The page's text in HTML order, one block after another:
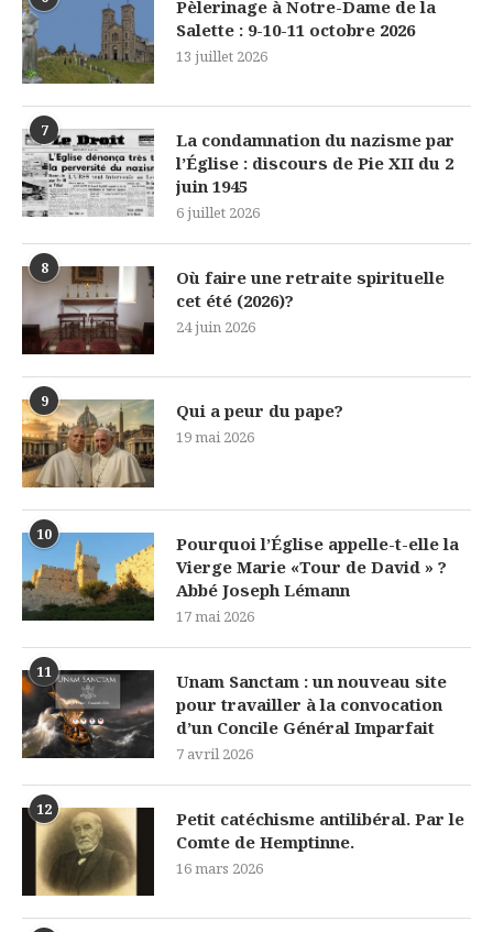
Pèlerinage à Notre-Dame de la
Salette : 9-10-11 octobre 2026
13 juillet 2026
7
La condamnation du nazisme par
l’Église : discours de Pie XII du 2
juin 1945
6 juillet 2026
8
Où faire une retraite spirituelle
cet été (2026)?
24 juin 2026
9 Qui a peur du pape?
19 mai 2026
10
Pourquoi l’Église appelle-t-elle la
Vierge Marie «Tour de David » ?
Abbé Joseph Lémann
17 mai 2026
11
Unam Sanctam : un nouveau site
pour travailler à la convocation
d’un Concile Général Imparfait
7 avril 2026
12
Petit catéchisme antilibéral. Par le
Comte de Hemptinne.
16 mars 2026